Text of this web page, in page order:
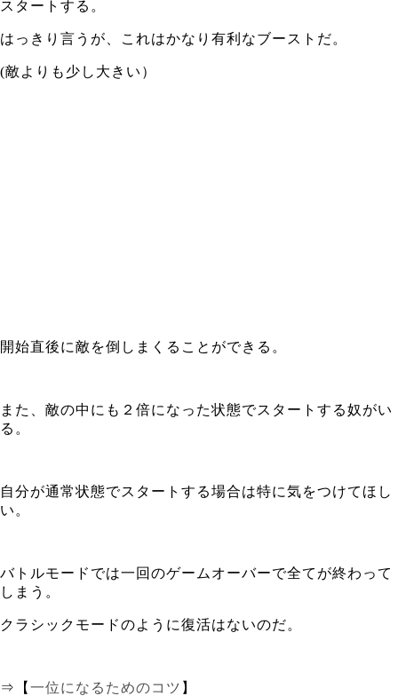
スタートする。
はっきり言うが、これはかなり有利なブーストだ。
(敵よりも少し大きい）
開始直後に敵を倒しまくることができる。
また、敵の中にも２倍になった状態でスタートする奴がい
る。
自分が通常状態でスタートする場合は特に気をつけてほし
い。
バトルモードでは一回のゲームオーバーで全てが終わって
しまう。
クラシックモードのように復活はないのだ。
⇒【 一位になるためのコツ 】